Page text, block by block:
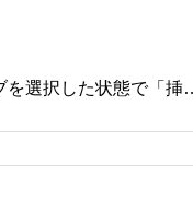
所要時間 約10分Excelで「作業員ごとの作業工数」を集計したグラフを作成する方法を説